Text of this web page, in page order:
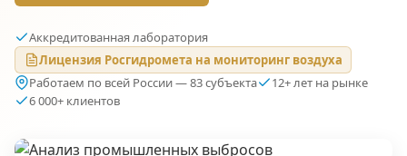
Аккредитованная лаборатория
Лицензия Росгидромета на мониторинг воздуха
Работаем по всей России — 83 субъекта
12+ лет на рынке
6 000+ клиентов